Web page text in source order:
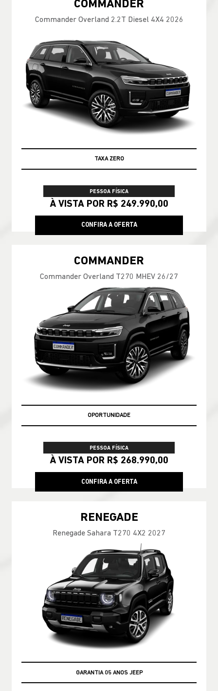
COMMANDER
Commander Overland 2.2T Diesel 4X4 2026
TAXA ZERO
PESSOA FÍSICA
À VISTA POR R$ 249.990,00
CONFIRA A OFERTA
COMMANDER
Commander Overland T270 MHEV 26/27
OPORTUNIDADE
PESSOA FÍSICA
À VISTA POR R$ 268.990,00
CONFIRA A OFERTA
RENEGADE
Renegade Sahara T270 4X2 2027
GARANTIA 05 ANOS JEEP